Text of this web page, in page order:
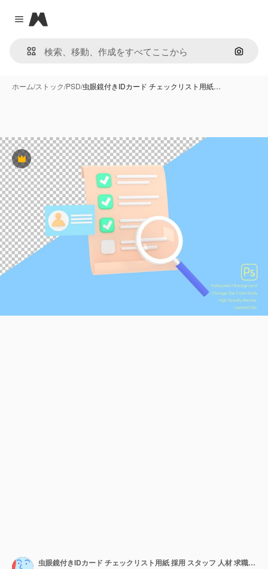
Close menu
Magnific
画像で
ホーム/ストック/PSD/虫眼鏡付きIDカード チェックリスト用紙…
Premium
虫眼鏡付きIDカード チェックリスト用紙 採用 スタッフ 人材 求職 仕事